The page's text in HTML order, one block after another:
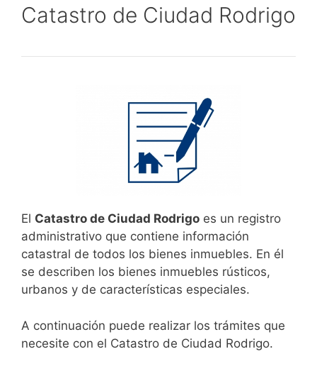
Catastro de Ciudad Rodrigo
El Catastro de Ciudad Rodrigo es un registro
administrativo que contiene información
catastral de todos los bienes inmuebles. En él
se describen los bienes inmuebles rústicos,
urbanos y de características especiales.
A continuación puede realizar los trámites que
necesite con el Catastro de Ciudad Rodrigo.